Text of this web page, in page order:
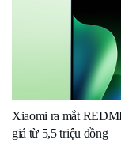
Xiaomi ra mắt
giá từ 5,5 triệu đồng